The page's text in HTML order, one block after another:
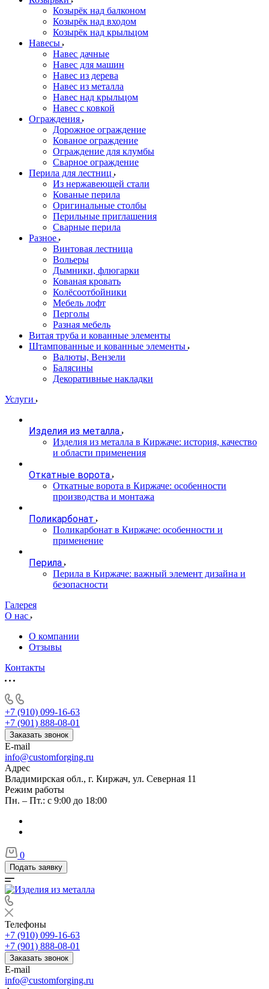
Козырёк над балконом
Козырёк над входом
Козырёк над крыльцом
Навесы
Навес дачные
Навес для машин
Навес из дерева
Навес из металла
Навес над крыльцом
Навес с ковкой
Ограждения
Дорожное ограждение
Кованое ограждение
Ограждение для клумбы
Сварное ограждение
Перила для лестниц
Из нержавеющей стали
Кованые перила
Оригинальные столбы
Перильные приглашения
Сварные перила
Разное
Винтовая лестница
Вольеры
Дымники, флюгарки
Кованая кровать
Колёсоотбойники
Мебель лофт
Перголы
Разная мебель
Витая труба и кованные элементы
Штампованные и кованные элементы
Валюты, Вензели
Балясины
Декоративные накладки
Услуги
Изделия из металла
Изделия из металла в Киржаче: история, качество
и области применения
Откатные ворота
Откатные ворота в Киржаче: особенности
производства и монтажа
Поликарбонат
Поликарбонат в Киржаче: особенности и
применение
Перила
Перила в Киржаче: важный элемент дизайна и
безопасности
Галерея
О нас
О компании
Отзывы
Контакты
+7 (910) 099-16-63
+7 (901) 888-08-01
Заказать звонок
E-mail
info@customforging.ru
Адрес
Владимирская обл., г. Киржач, ул. Северная 11
Режим работы
Пн. – Пт.: с 9:00 до 18:00
0
Подать заявку
Телефоны
+7 (910) 099-16-63
+7 (901) 888-08-01
Заказать звонок
E-mail
info@customforging.ru